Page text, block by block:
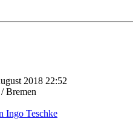
2018 22:52
Bremen
Ingo Teschke